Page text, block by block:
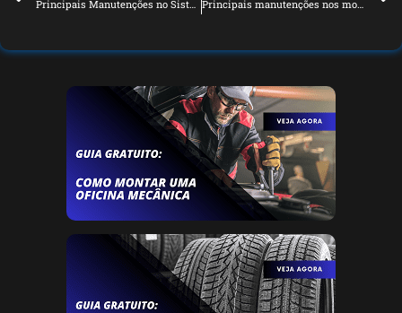
Principais Manutenções no Sistema de Transmissão Automática Principais manutenções nos motores dos veículos